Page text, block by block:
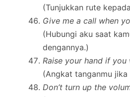
(Tunjukkan rute
Give me a call when
(Hubungi aku saat
dengannya.)
Raise your hand if you
(Angkat tanganmu
Don’t turn up the